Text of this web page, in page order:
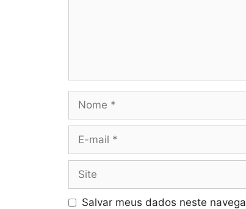
mail
Salvar meus dados neste